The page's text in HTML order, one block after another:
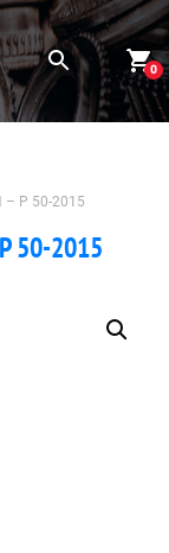
0
– P 50-2015
50-2015